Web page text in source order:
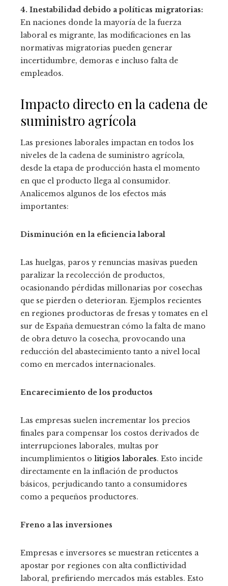
4. Inestabilidad debido a políticas migratorias:
En naciones donde la mayoría de la fuerza
laboral es migrante, las modificaciones en las
normativas migratorias pueden generar
incertidumbre, demoras e incluso falta de
empleados.
Impacto directo en la cadena de
suministro agrícola
Las presiones laborales impactan en todos los
niveles de la cadena de suministro agrícola,
desde la etapa de producción hasta el momento
en que el producto llega al consumidor.
Analicemos algunos de los efectos más
importantes:
Disminución en la eficiencia laboral
Las huelgas, paros y renuncias masivas pueden
paralizar la recolección de productos,
ocasionando pérdidas millonarias por cosechas
que se pierden o deterioran. Ejemplos recientes
en regiones productoras de fresas y tomates en el
sur de España demuestran cómo la falta de mano
de obra detuvo la cosecha, provocando una
reducción del abastecimiento tanto a nivel local
como en mercados internacionales.
Encarecimiento de los productos
Las empresas suelen incrementar los precios
finales para compensar los costos derivados de
interrupciones laborales, multas por
incumplimientos o litigios laborales. Esto incide
directamente en la inflación de productos
básicos, perjudicando tanto a consumidores
como a pequeños productores.
Freno a las inversiones
Empresas e inversores se muestran reticentes a
apostar por regiones con alta conflictividad
laboral, prefiriendo mercados más estables. Esto